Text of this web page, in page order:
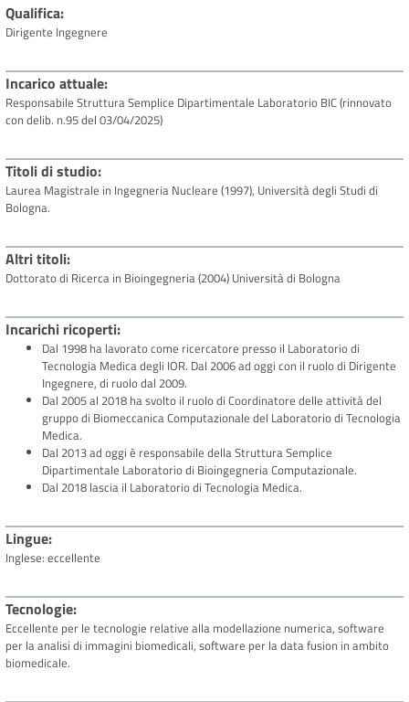
Qualifica
Dirigente Ingegnere
Incarico attuale
Responsabile Struttura Semplice Dipartimentale Laboratorio BIC (rinnovato
con delib. n.95 del 03/04/2025)
Titoli di studio
Laurea Magistrale in Ingegneria Nucleare (1997), Università degli Studi di
Bologna.
Altri titoli
Dottorato di Ricerca in Bioingegneria (2004) Università di Bologna
Incarichi ricoperti
Dal 1998 ha lavorato come ricercatore presso il Laboratorio di
Tecnologia Medica degli IOR. Dal 2006 ad oggi con il ruolo di Dirigente
Ingegnere, di ruolo dal 2009.
Dal 2005 al 2018 ha svolto il ruolo di Coordinatore delle attività del
gruppo di Biomeccanica Computazionale del Laboratorio di Tecnologia
Medica.
Dal 2013 ad oggi è responsabile della Struttura Semplice
Dipartimentale Laboratorio di Bioingegneria Computazionale.
Dal 2018 lascia il Laboratorio di Tecnologia Medica.
Lingue
Inglese: eccellente
Tecnologie
Eccellente per le tecnologie relative alla modellazione numerica, software
per la analisi di immagini biomedicali, software per la data fusion in ambito
biomedicale.